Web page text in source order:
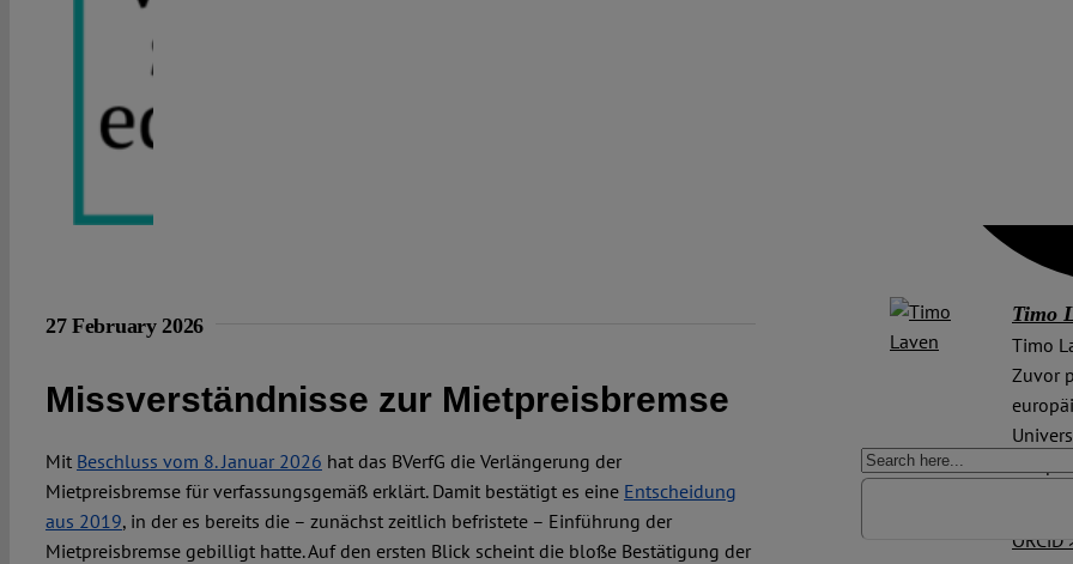
27 February 2026
Missverständnisse zur Mietpreisbremse
Mit Beschluss vom 8. Januar 2026 hat das BVerfG die Verlängerung der
Mietpreisbremse für verfassungsgemäß erklärt. Damit bestätigt es eine Entscheidung
aus 2019, in der es bereits die – zunächst zeitlich befristete – Einführung der
Mietpreisbremse gebilligt hatte. Auf den ersten Blick scheint die bloße Bestätigung der
Timo
Timo
Zuvor
ORCiD